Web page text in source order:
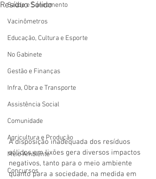
Saúde e Saneamento
Vacinômetros
Educação, Cultura e Esporte
No Gabinete
Gestão e Finanças
Infra, Obra e Transporte
Assistência Social
Comunidade
Agricultura e Produção
Meio Ambiente
Concursos
Resíduo Sólido
A disposição inadequada dos resíduos
sólidos em lixões gera diversos impactos
negativos, tanto para o meio ambiente
quanto para a sociedade, na medida em